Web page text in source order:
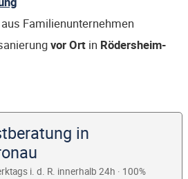
Familienunternehmen
vor Ort in Rödersheim-
in
i. d. R. innerhalb 24h · 100%